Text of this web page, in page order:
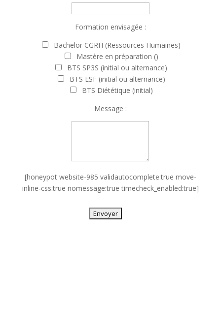
Formation envisagée :
Bachelor CGRH (Ressources Humaines)
Mastère en préparation ()
BTS SP3S (initial ou alternance)
BTS ESF (initial ou alternance)
BTS Diététique (initial)
Message :
[honeypot website-985 validautocomplete:true move-
inline-css:true nomessage:true timecheck_enabled:true]